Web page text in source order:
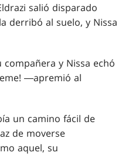
salió disparado
derribó al suelo, y Nissa
y Nissa echó
―apremió al
un camino fácil de
de moverse
aquel, su